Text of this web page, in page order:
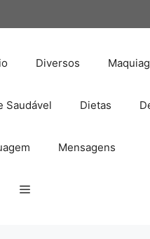
Diversos
Saudável Dietas
Mensagens